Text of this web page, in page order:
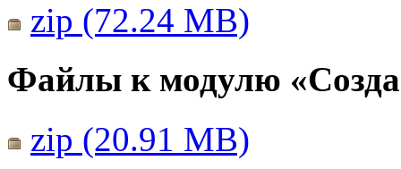
zip (72.24 MB)
Файлы к модулю
zip (20.91 MB)